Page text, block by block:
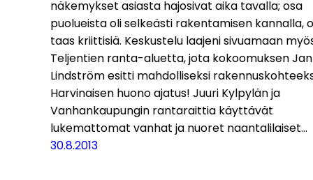
näkemykset asiasta hajosivat aika tavalla; osa
puolueista oli selkeästi rakentamisen kannalla,
taas kriittisiä. Keskustelu laajeni sivuamaan
Teljentien ranta-aluetta, jota kokoomuksen Jan
Lindström esitti mahdolliseksi
Harvinaisen huono ajatus! Juuri Kylpylän ja
Vanhankaupungin rantaraittia käyttävät
lukemattomat vanhat ja nuoret naantalilaiset…
30.8.2013